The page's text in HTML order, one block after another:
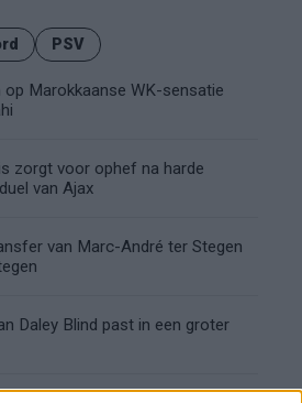
PSV
op Marokkaanse WK-sensatie
zorgt voor ophef na harde
van Ajax
van Marc-André ter Stegen
Daley Blind past in een groter